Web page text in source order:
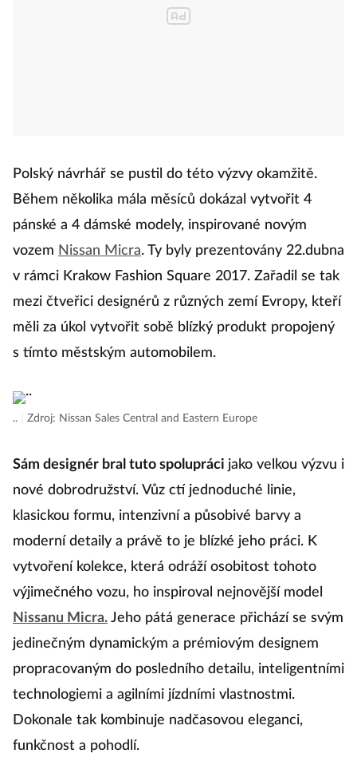
Polský návrhář se pustil do této výzvy okamžitě.
Během několika mála měsíců dokázal vytvořit 4
pánské a 4 dámské modely, inspirované novým
vozem Nissan Micra. Ty byly prezentovány 22.dubna
v rámci Krakow Fashion Square 2017. Zařadil se tak
mezi čtveřici designérů z různých zemí Evropy, kteří
měli za úkol vytvořit sobě blízký produkt propojený
s tímto městským automobilem.
.. Zdroj: Nissan Sales Central and Eastern Europe
Sám designér bral tuto spolupráci jako velkou výzvu i
nové dobrodružství. Vůz ctí jednoduché linie,
klasickou formu, intenzivní a působivé barvy a
moderní detaily a právě to je blízké jeho práci. K
vytvoření kolekce, která odráží osobitost tohoto
výjimečného vozu, ho inspiroval nejnovější model
Nissanu Micra. Jeho pátá generace přichází se svým
jedinečným dynamickým a prémiovým designem
propracovaným do posledního detailu, inteligentními
technologiemi a agilními jízdními vlastnostmi.
Dokonale tak kombinuje nadčasovou eleganci,
funkčnost a pohodlí.